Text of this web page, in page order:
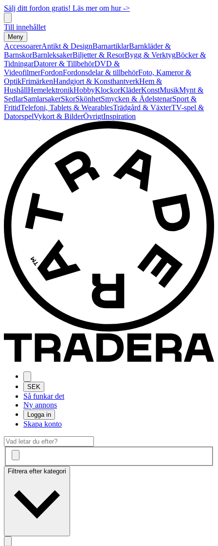
Sälj ditt fordon gratis! Läs mer om hur ->
Till innehållet
Meny
AccessoarerAntikt & DesignBarnartiklarBarnkläder &
BarnskorBarnleksakerBiljetter & ResorBygg & VerktygBöcker &
TidningarDatorer & TillbehörDVD &
VideofilmerFordonFordonsdelar & tillbehörFoto, Kameror &
OptikFrimärkenHandgjort & KonsthantverkHem &
HushållHemelektronikHobbyKlockorKläderKonstMusikMynt &
SedlarSamlarsakerSkorSkönhetSmycken & ÄdelstenarSport &
FritidTelefoni, Tablets & WearablesTrädgård & VäxterTV-spel &
DatorspelVykort & BilderÖvrigtInspiration
SEK
Så funkar det
Ny annons
Logga in
Skapa konto
Filtrera efter kategori